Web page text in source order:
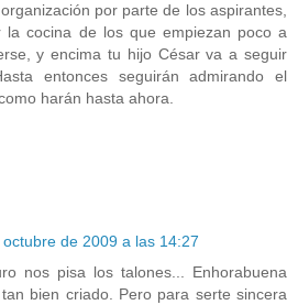
por parte de los aspirantes,
la cocina de los que empiezan poco a
y encima tu hijo César va a seguir
entonces seguirán admirando el
harán hasta ahora.
octubre de 2009 a las 14:27
nos pisa los talones... Enhorabuena
bien criado. Pero para serte sincera